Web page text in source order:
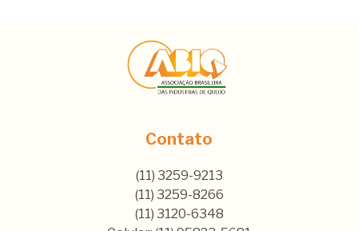
Contato
(11) 3259-9213
(11) 3259-8266
(11) 3120-6348